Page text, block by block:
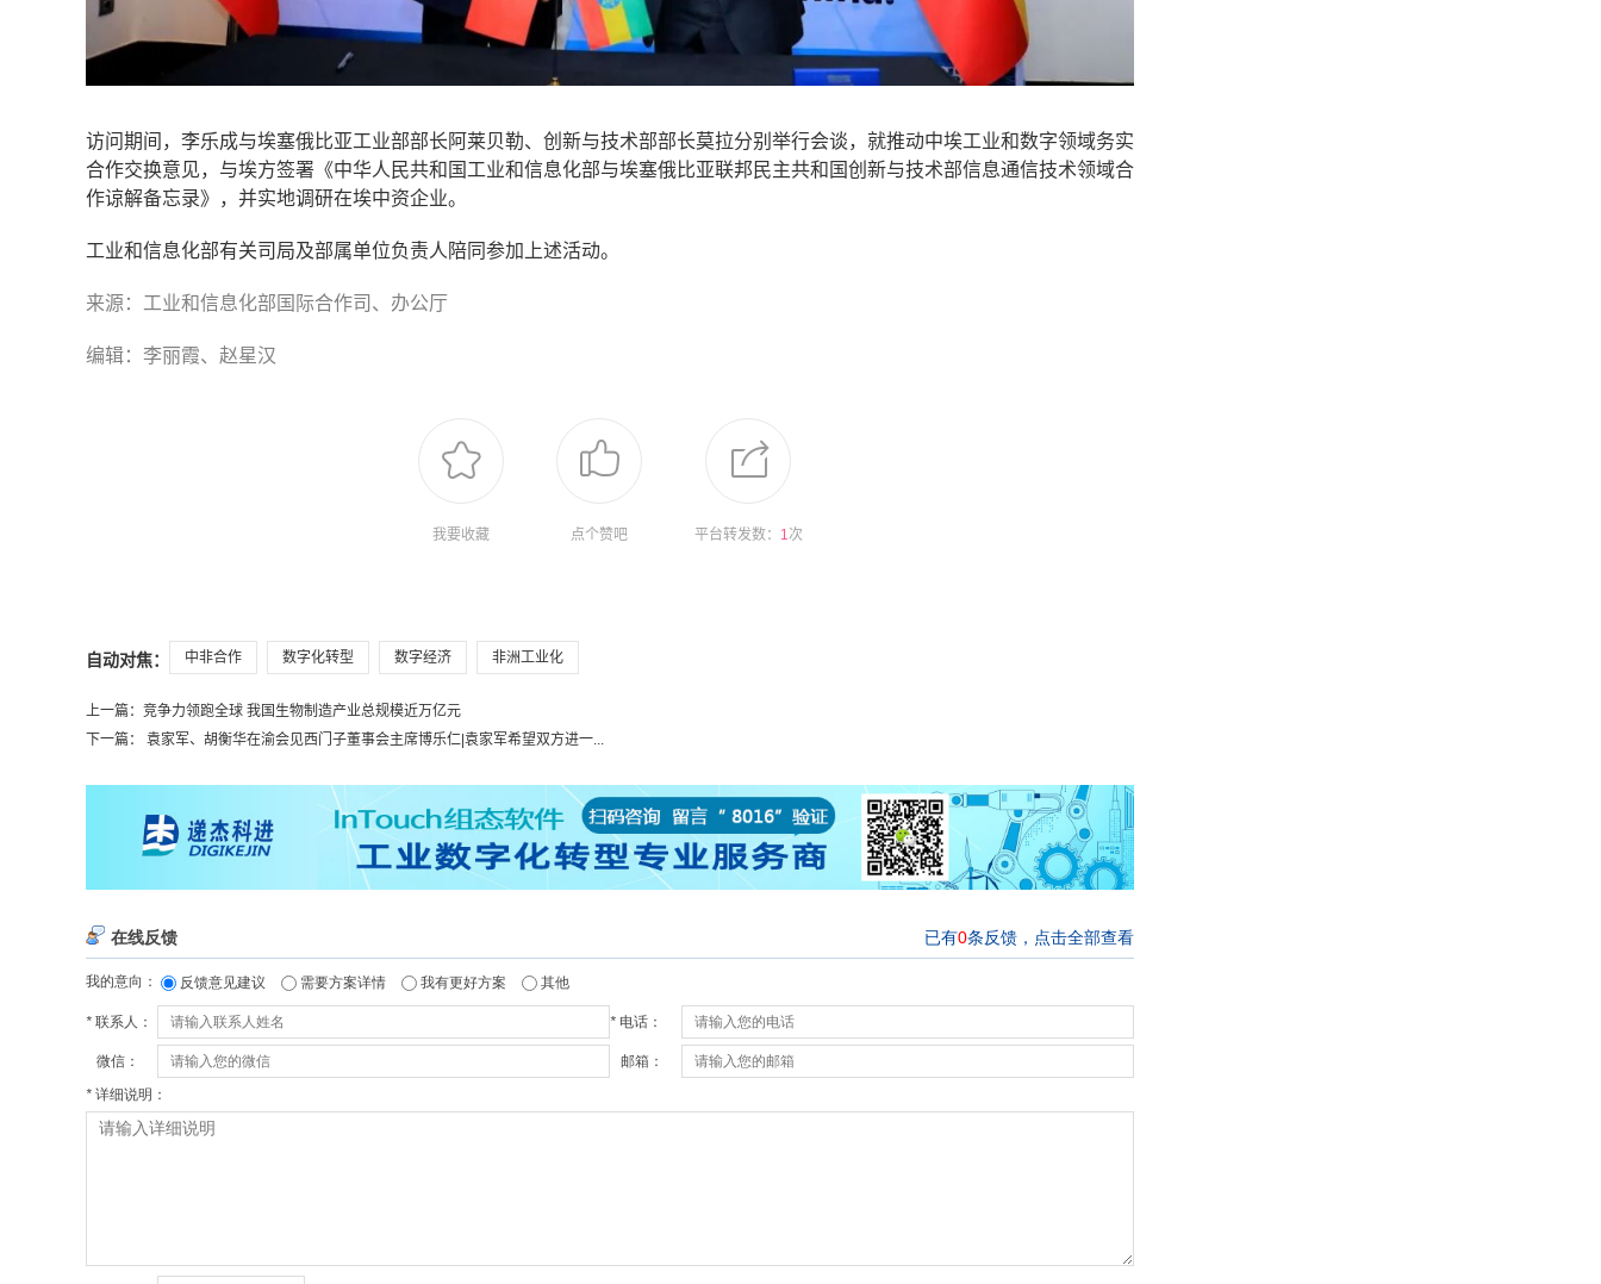
访问期间，李乐成与埃塞俄比亚工业部部长阿莱贝勒、创新与技术部部长莫拉分别举行会谈，就推动中埃工业和数字领域务实
合作交换意见，与埃方签署《中华人民共和国工业和信息化部与埃塞俄比亚联邦民主共和国创新与技术部信息通信技术领域合
作谅解备忘录》，并实地调研在埃中资企业。
工业和信息化部有关司局及部属单位负责人陪同参加上述活动。
来源：工业和信息化部国际合作司、办公厅
编辑：李丽霞、赵星汉
我要收藏 点个赞吧 平台转发数： 1次
自动对焦： 中非合作 数字化转型 数字经济 非洲工业化
上一篇： 竞争力领跑全球 我国生物制造产业总规模近万亿元
下一篇： 袁家军、胡衡华在渝会见西门子董事会主席博乐仁|袁家军希望双方进一...